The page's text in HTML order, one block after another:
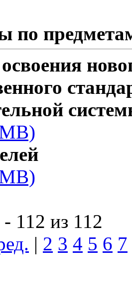
по
112 из 112
| 2 3 4 5 6 7